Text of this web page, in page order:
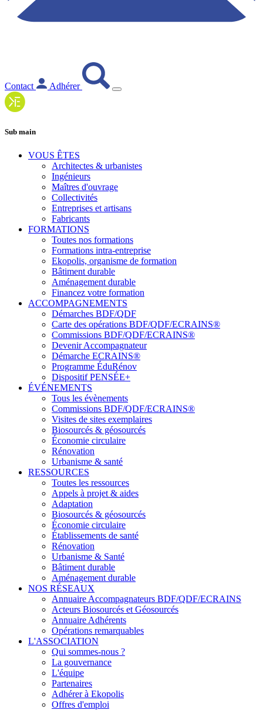
Contact Adhérer
Sub main
VOUS ÊTES
Architectes & urbanistes
Ingénieurs
Maîtres d'ouvrage
Collectivités
Entreprises et artisans
Fabricants
FORMATIONS
Toutes nos formations
Formations intra-entreprise
Ekopolis, organisme de formation
Bâtiment durable
Aménagement durable
Financez votre formation
ACCOMPAGNEMENTS
Démarches BDF/QDF
Carte des opérations BDF/QDF/ECRAINS®
Commissions BDF/QDF/ECRAINS®
Devenir Accompagnateur
Démarche ECRAINS®
Programme ÉduRénov
Dispositif PENSÉE+
ÉVÉNEMENTS
Tous les évènements
Commissions BDF/QDF/ECRAINS®
Visites de sites exemplaires
Biosourcés & géosourcés
Économie circulaire
Rénovation
Urbanisme & santé
RESSOURCES
Toutes les ressources
Appels à projet & aides
Adaptation
Biosourcés & géosourcés
Économie circulaire
Établissements de santé
Rénovation
Urbanisme & Santé
Bâtiment durable
Aménagement durable
NOS RÉSEAUX
Annuaire Accompagnateurs BDF/QDF/ECRAINS
Acteurs Biosourcés et Géosourcés
Annuaire Adhérents
Opérations remarquables
L'ASSOCIATION
Qui sommes-nous ?
La gouvernance
L'équipe
Partenaires
Adhérer à Ekopolis
Offres d'emploi